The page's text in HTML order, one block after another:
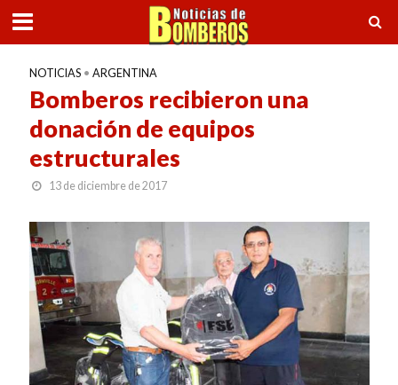
NOTICIAS • ARGENTINA
Bomberos recibieron una
donación de equipos
estructurales
13 de diciembre de 2017